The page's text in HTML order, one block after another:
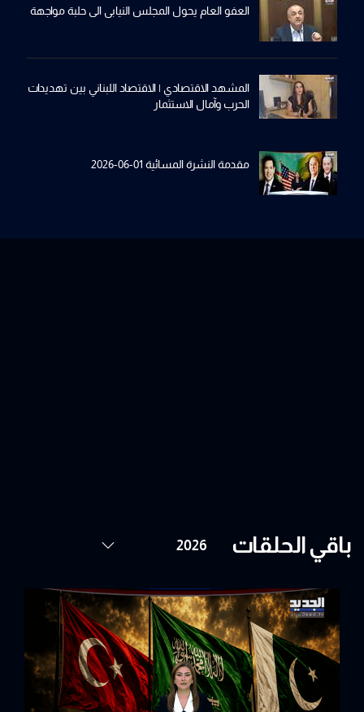
العفو العام يحول المجلس النيابي الى حلبة مواجهة
المشهد الاقتصادي | الاقتصاد اللبناني بين تهديدات
الحرب وآمال الاستثمار
مقدمة النشرة المسائية 01-06-2026
باقي الحلقات